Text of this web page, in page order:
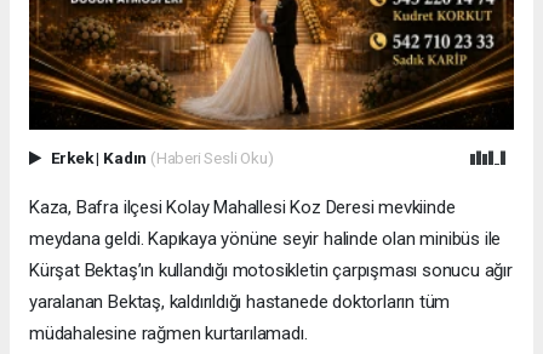
Erkek| Kadın (Haberi Sesli Oku)
Kaza, Bafra ilçesi Kolay Mahallesi Koz Deresi mevkiinde
meydana geldi. Kapıkaya yönüne seyir halinde olan minibüs ile
Kürşat Bektaş’ın kullandığı motosikletin çarpışması sonucu ağır
yaralanan Bektaş, kaldırıldığı hastanede doktorların tüm
müdahalesine rağmen kurtarılamadı.